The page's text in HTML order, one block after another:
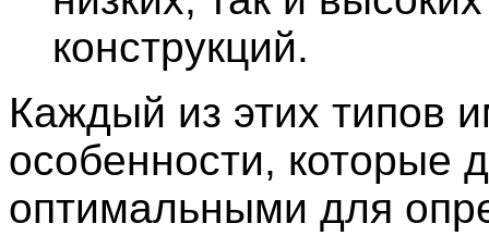
конструкций.
Каждый из этих типов
особенности, которые
оптимальными для